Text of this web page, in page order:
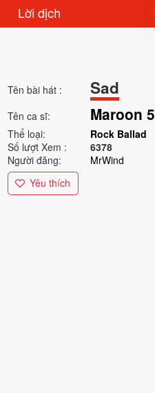
Lời dịch
Tên bài hát : Sad
Tên ca sĩ: Maroon 5
Thể loại:
Rock Ballad
Số lượt Xem :
6378
Người đăng:
MrWind
Yêu thích